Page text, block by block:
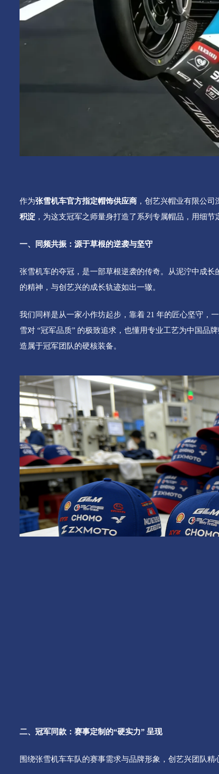
作为张雪机车官方指定帽饰供应商 ，创艺兴帽业有限公
积淀 ，为这支冠军之师量身打造了系列专属帽品，用细
一、 同频共振：源于草根的逆袭与坚守
张雪机车的夺冠，是一部草根逆袭的传奇。从泥泞中成
的精神，与创艺兴的成长轨迹如出一辙。
我们同样是从一家小作坊起步，靠着 21 年的匠心坚守，
雪对 “冠军品质” 的极致追求，也懂用专业工艺为中国品
造属于冠军团队的硬核装备。
二、 冠军同款：赛事定制的“硬实力” 呈现
围绕张雪机车车队的赛事需求与品牌形象，创艺兴团队